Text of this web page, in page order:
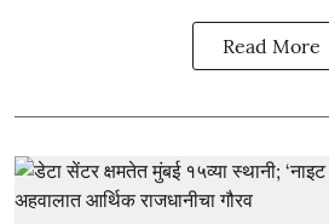
Read More